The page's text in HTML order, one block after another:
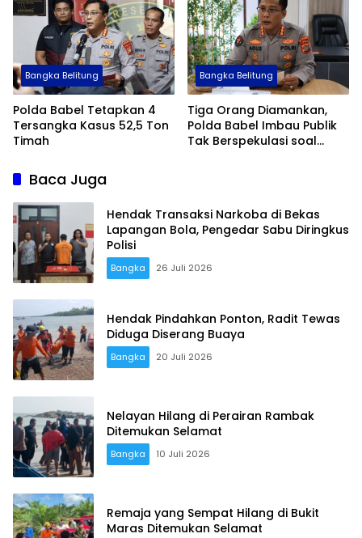
Terdepan Menyorot Fakta.
Bangka Belitung
Polda Babel Tetapkan 4
Tersangka Kasus 52,5 Ton
Timah
Bangka Belitung
Tiga Orang Diamankan,
Polda Babel Imbau Publik
Tak Berspekulasi soal
Baca Juga
Hendak Transaksi Narkoba di Bekas
Lapangan Bola, Pengedar Sabu Diringkus
Polisi
Bangka 26 Juli 2026
Hendak Pindahkan Ponton, Radit Tewas
Diduga Diserang Buaya
Bangka 20 Juli 2026
Nelayan Hilang di Perairan Rambak
Ditemukan Selamat
Bangka 10 Juli 2026
Remaja yang Sempat Hilang di Bukit
Maras Ditemukan Selamat